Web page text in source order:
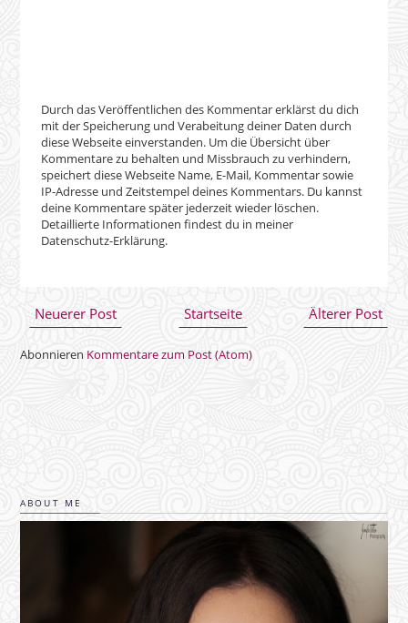
Neuerer Post Älterer Post
Startseite
Abonnieren Kommentare zum Post (Atom)
ABOUT ME